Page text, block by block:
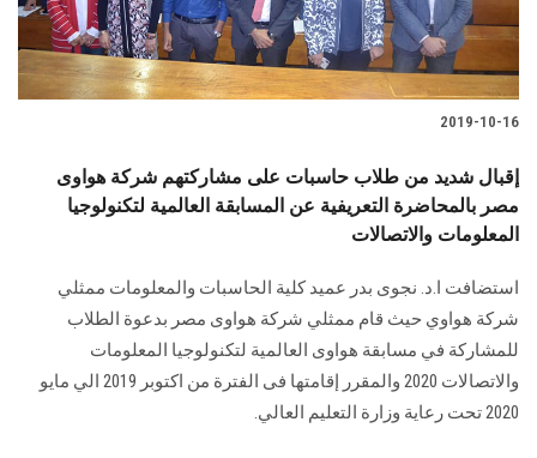
هيئة التدريس
الخريجين
الزائـرون
سجل الان
2019-10-16
إقبال شديد من طلاب حاسبات على مشاركتهم شركة هواوى
مصر بالمحاضرة التعريفية عن المسابقة العالمية لتكنولوجيا
المعلومات والاتصالات
استضافت ا.د. نجوى بدر عميد كلية الحاسبات والمعلومات ممثلي
شركة هواوي حيث قام ممثلي شركة هواوى مصر بدعوة الطلاب
للمشاركة في مسابقة هواوى العالمية لتكنولوجيا المعلومات
والاتصالات 2020 والمقرر إقامتها فى الفترة من اكتوبر 2019 الي مايو
2020 تحت رعاية وزارة التعليم العالي.